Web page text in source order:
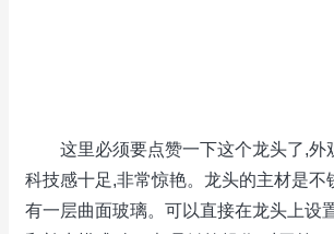
这里必须要点赞一下这个龙头了,外
科技感十足,非常惊艳。龙头的主材是不
有一层曲面玻璃。可以直接在龙头上设